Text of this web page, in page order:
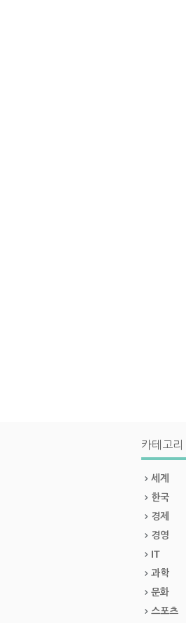
카테고리
세계
한국
경제
경영
IT
과학
문화
스포츠